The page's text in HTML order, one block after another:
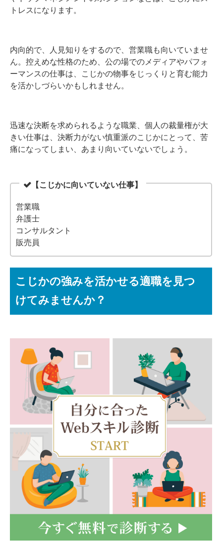
トレスになります。
内向的で、人見知りをするので、営業職も向いていませ
ん。控えめな性格のため、公の場でのメディアやパフォ
ーマンスの仕事は、こじかの物事をじっくりと育む能力
を活かしづらいかもしれません。
迅速な決断を求められるような職業、個人の裁量権が大
きい仕事は、決断力がない慎重派のこじかにとって、苦
痛になってしまい、あまり向いていないでしょう。
【こじかに向いていない仕事】
営業職
弁護士
コンサルタント
販売員
こじかの強みを活かせる適職を見つ
けてみませんか？